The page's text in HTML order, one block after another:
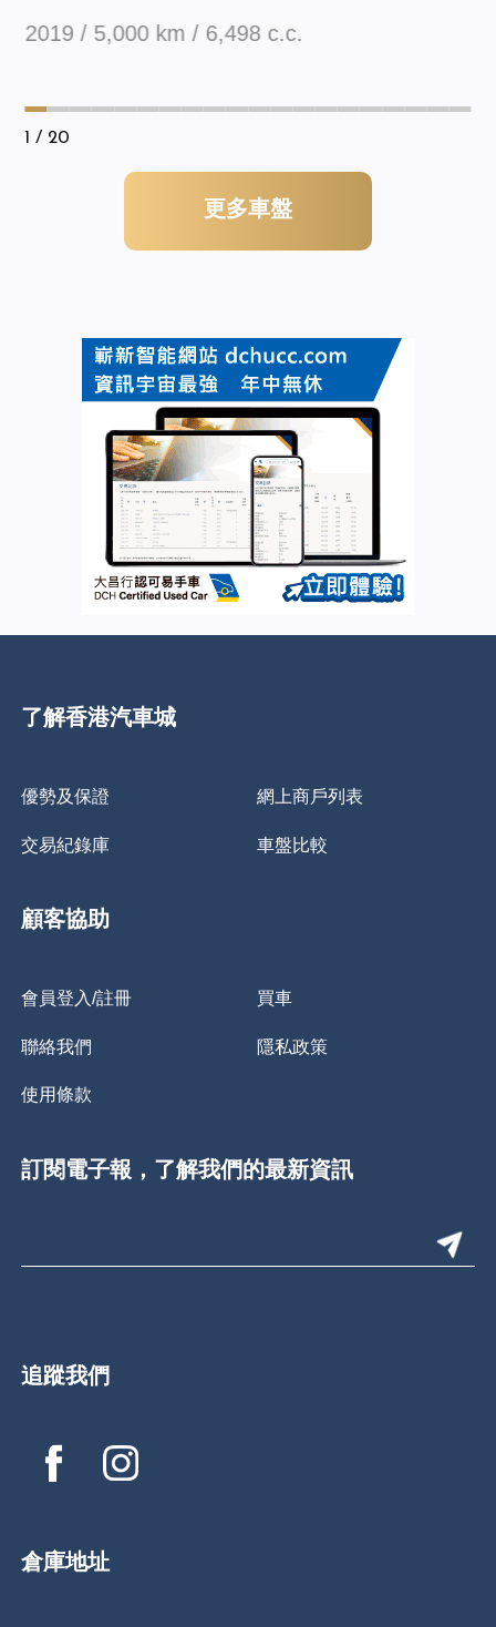
2019 / 5,000 km / 6,498 c.c.
1 / 20
更多車盤
了解香港汽車城
優勢及保證 網上商戶列表
交易紀錄庫 車盤比較
顧客協助
會員登入/註冊 買車
聯絡我們 隱私政策
使用條款
訂閱電子報，了解我們的最新資訊
追蹤我們
倉庫地址